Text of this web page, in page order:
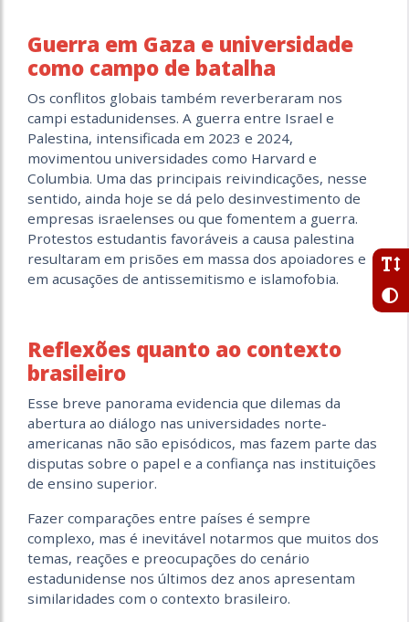
Guerra em Gaza e universidade
como campo de batalha
Os conflitos globais também reverberaram nos
campi estadunidenses. A guerra entre Israel e
Palestina, intensificada em 2023 e 2024,
movimentou universidades como Harvard e
Columbia. Uma das principais reivindicações, nesse
sentido, ainda hoje se dá pelo desinvestimento de
empresas israelenses ou que fomentem a guerra.
Protestos estudantis favoráveis a causa palestina
resultaram em prisões em massa dos apoiadores e
em acusações de antissemitismo e islamofobia.
Reflexões quanto ao contexto
brasileiro
Esse breve panorama evidencia que dilemas da
abertura ao diálogo nas universidades norte-
americanas não são episódicos, mas fazem parte das
disputas sobre o papel e a confiança nas instituições
de ensino superior.
Fazer comparações entre países é sempre
complexo, mas é inevitável notarmos que muitos dos
temas, reações e preocupações do cenário
estadunidense nos últimos dez anos apresentam
similaridades com o contexto brasileiro.